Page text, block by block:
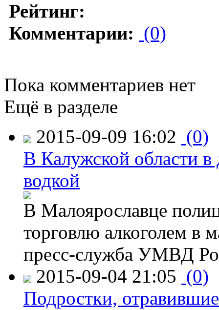
Рейтинг:
Комментарии: (0)
Пока комментариев нет
Ещё в разделе
2015-09-09 16:02 (0)
В Калужской области в
водкой
В Малоярославце
торговлю алкоголем в
пресс-служба УМВД
2015-09-04 21:05 (0)
Подростки,